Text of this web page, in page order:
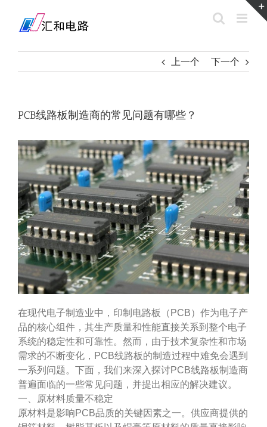
content
上一个 下一个
PCB线路板制造商的常见问题有哪些？
在现代电子制造业中，印制电路板（PCB）作为电子产
品的核心组件，其生产质量和性能直接关系到整个电子
系统的稳定性和可靠性。然而，由于技术复杂性和市场
需求的不断变化，PCB线路板的制造过程中难免会遇到
一系列问题。下面，我们来深入探讨PCB线路板制造商
普遍面临的一些常见问题，并提出相应的解决建议。
一、原材料质量不稳定
原材料是影响PCB品质的关键因素之一。供应商提供的